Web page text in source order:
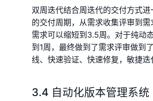
双周迭代结合周迭代的交付方式
的交付周期，从需求收集评审到
需求可以缩短到3.5周。对于纯动
到1周，最终做到了需求评审做到
线、快速验证、快速修复，敏捷迭
3.4 自动化版本管理系统